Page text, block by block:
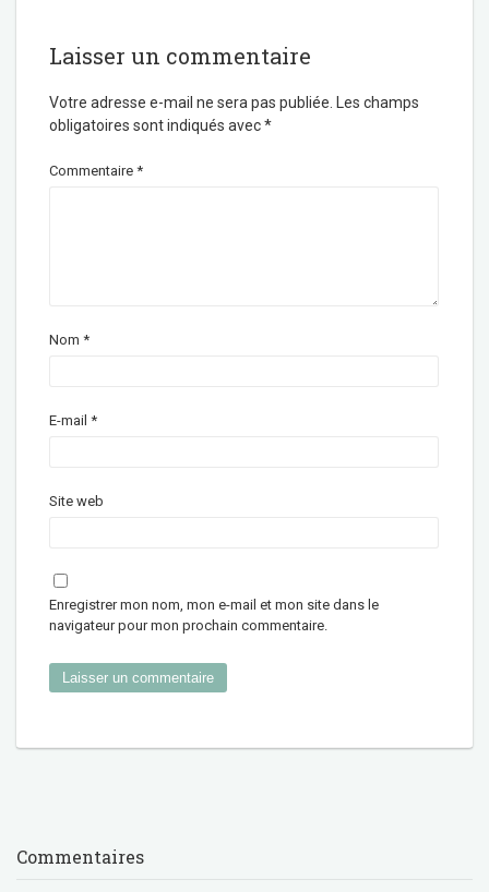
Laisser un commentaire
Votre adresse e-mail ne sera pas publiée.
Les champs
obligatoires sont indiqués avec*
Commentaire *
Nom *
E-mail *
Site web
Enregistrer mon nom, mon e-mail et mon site dans le
navigateur pour mon prochain commentaire.
Commentaires